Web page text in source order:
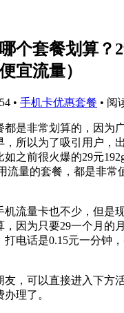
个套餐划算？
宜流量）
• 手机卡优惠套餐 • 阅
都是非常划算的，因为
，所以为了吸引用户，
如之前很火爆的29元
流量的套餐，都是非常
机流量卡也不少，但是
，因为只要29一个月的
打电话是0.15元一分钟
友，可以直接进入下方
理了。